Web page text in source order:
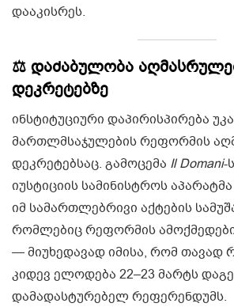
დააკისრეს.
⚖️ დაძაბულობა
დეკრეტებზე
ინსტიტუციური დაპირისპირება
მართლმსაჯულების რეფორმის
დეკრეტებსაც. გამოცემა Il Domani-
იუსტიციის სამინისტროს
იმ სამართლებრივი აქტების
რომლებიც რეფორმის
— მიუხედავად იმისა, რომ თავად
კიდევ ელოდება 22–23 მარტს
დამადასტურებელ რეფერენდუმს.